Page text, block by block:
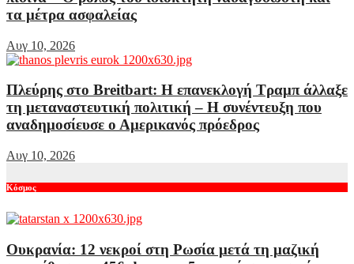
τα μέτρα ασφαλείας
Αυγ 10, 2026
Πλεύρης στο Breitbart: Η επανεκλογή Τραμπ άλλαξε
τη μεταναστευτική πολιτική – Η συνέντευξη που
αναδημοσίευσε ο Αμερικανός πρόεδρος
Αυγ 10, 2026
Κόσμος
Ουκρανία: 12 νεκροί στη Ρωσία μετά τη μαζική